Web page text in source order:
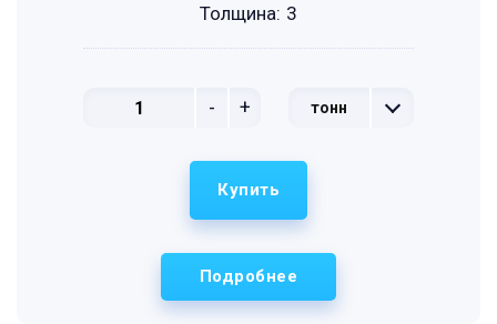
- + тонн
Толщина: 3
Подробнее
Купить